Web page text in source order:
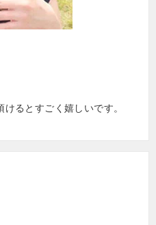
るとすごく嬉しいです。